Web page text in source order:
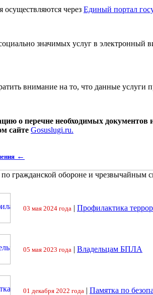
осуществляются через Единый портал
значимых услуг в электронный
внимание на то, что данные услуги
о перечне необходимых документов и
сайте Gosuslugi.ru.
←
гражданской обороне и чрезвычайным
03 мая 2024 года | Профилактика
05 мая 2023 года | Владельцам БПЛА
01 декабря 2022 года | Памятка по